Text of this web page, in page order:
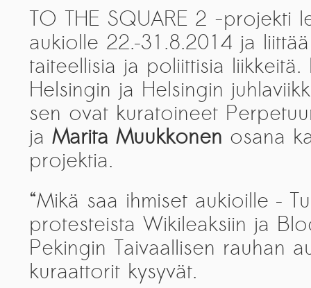
TO THE SQUARE 2 -projekti
aukiolle 22.–31.8.2014 ja
taiteellisia ja poliittisia
Helsingin ja Helsingin
sen ovat kuratoineet
ja Marita Muukkonen osana
projektia.
“Mikä saa ihmiset aukioille –
protesteista Wikileaksiin ja
Pekingin Taivaallisen rauhan
kuraattorit kysyvät.
PRESS: A new space for Artists At
Risk
Balkman and the Unbribables – with
Vladan Jeremic
Welcoming PM MOBILE-Resident
Dılşa Perinçek to the island of
Suomenlinna
PRESS: Cultural Diplomacy and
Artwashing at Documenta in Athens
Welcoming Dılşa Perinçek at Saari
Residence/Saastamoinen
Foundation
Documentation: ”The Microphone”
by Ramy Essam
Uutiset >